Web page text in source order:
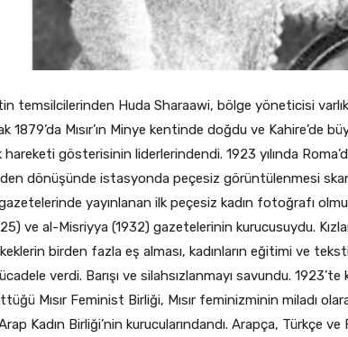
temsilcilerinden Huda Sharaawi, bölge yöneticisi
1879’da Mısır’ın Minye kentinde doğdu ve Kahire’de
hareketi gösterisinin liderlerindendi. 1923 yılında
dönüşünde istasyonda peçesiz görüntülenmesi
yayınlanan ilk peçesiz kadın fotoğrafı
ve al-Misriyya (1932) gazetelerinin kurucusuydu.
birden fazla eş alması, kadınların eğitimi ve
verdi. Barışı ve silahsızlanmayı savundu. 1923’te
Mısır Feminist Birliği, Mısır feminizminin miladı
Kadın Birliği’nin kurucularındandı. Arapça, Türkçe ve